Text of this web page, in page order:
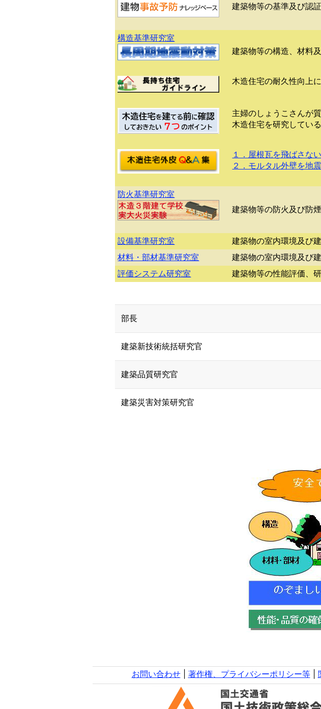
建築物等の基準及び認
構造基準研究室
建築物等の構造、材料
木造住宅の耐久性向上
主婦のしょうこさんが質
木造住宅を研究してい
１．屋根瓦を飛ばさな
２．モルタル外壁を地
防火基準研究室
建築物等の防火及び防
設備基準研究室
建築物の室内環境及び
材料・部材基準研究室
建築物の室内環境及び
評価システム研究室
建築物等の性能評価、
部長
建築新技術統括研究官
建築品質研究官
建築災害対策研究官
お問い合わせ| 著作権、プライバシーポリシー等|